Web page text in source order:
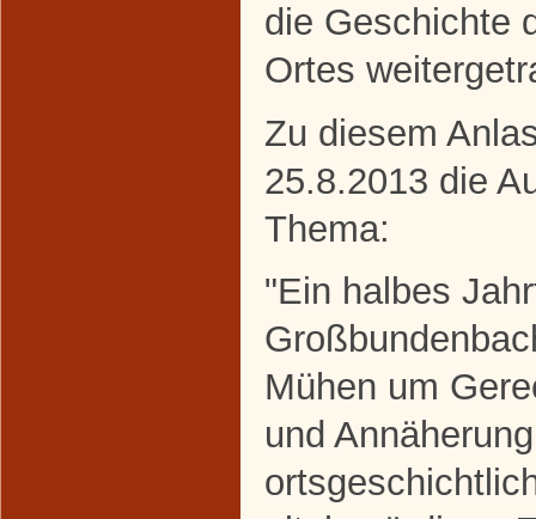
die Geschichte
Ortes
Zu diesem
25.8.2013 die
Thema:
"Ein halbes
Mühen um
und